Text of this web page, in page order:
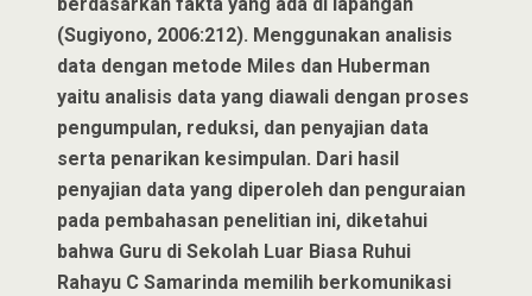
berdasarkan fakta yang ada di lapangan
(Sugiyono, 2006:212). Menggunakan analisis
data dengan metode Miles dan Huberman
yaitu analisis data yang diawali dengan proses
pengumpulan, reduksi, dan penyajian data
serta penarikan kesimpulan. Dari hasil
penyajian data yang diperoleh dan penguraian
pada pembahasan penelitian ini, diketahui
bahwa Guru di Sekolah Luar Biasa Ruhui
Rahayu C Samarinda memilih berkomunikasi